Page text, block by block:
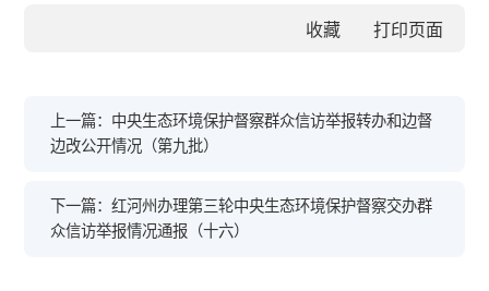
收藏
上一篇：中央生态环境保护督察群众信访举报转办和边督
边改公开情况（第九批）
下一篇：红河州办理第三轮中央生态环境保护督察交办群
众信访举报情况通报（十六）